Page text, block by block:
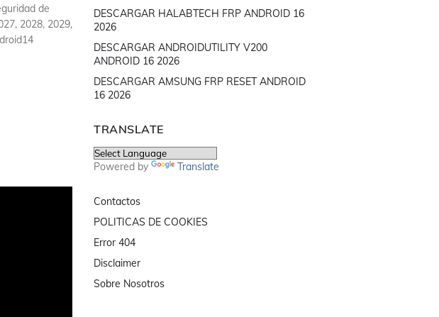
de
2028, 2029,
DESCARGAR HALABTECH FRP ANDROID 16
2026
DESCARGAR ANDROIDUTILITY V200
ANDROID 16 2026
DESCARGAR AMSUNG FRP RESET ANDROID
16 2026
TRANSLATE
Powered by Translate
Contactos
POLITICAS DE COOKIES
Error 404
Disclaimer
Sobre Nosotros